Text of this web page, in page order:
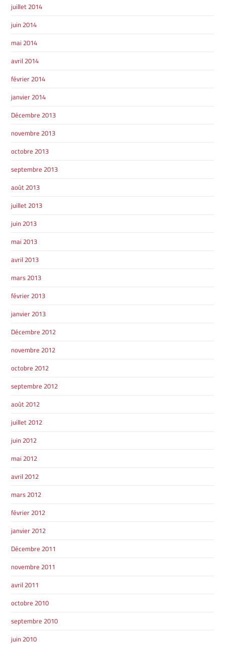
juillet 2014
juin 2014
mai 2014
avril 2014
février 2014
janvier 2014
Décembre 2013
novembre 2013
octobre 2013
septembre 2013
août 2013
juillet 2013
juin 2013
mai 2013
avril 2013
mars 2013
février 2013
janvier 2013
Décembre 2012
novembre 2012
octobre 2012
septembre 2012
août 2012
juillet 2012
juin 2012
mai 2012
avril 2012
mars 2012
février 2012
janvier 2012
Décembre 2011
novembre 2011
avril 2011
octobre 2010
septembre 2010
juin 2010